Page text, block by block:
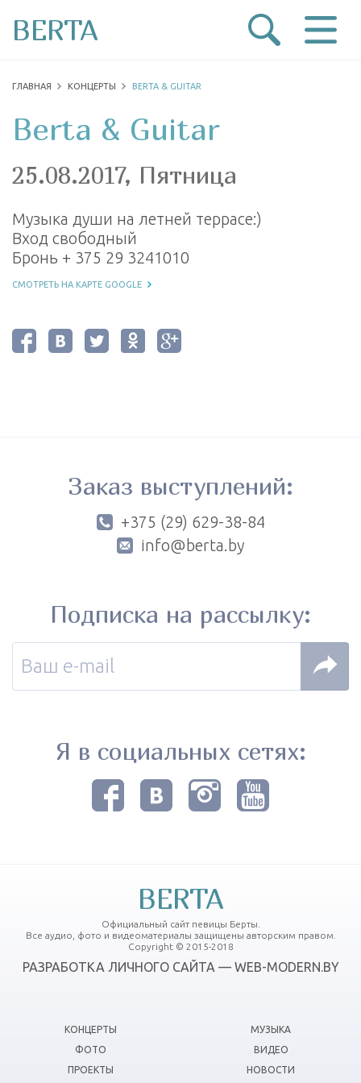
BERTA
ГЛАВНАЯ КОНЦЕРТЫ BERTA & GUITAR
Berta & Guitar
25.08.2017, Пятница
Музыка души на летней террасе:)
Вход свободный
Бронь + 375 29 3241010
СМОТРЕТЬ НА КАРТЕ GOOGLE
Заказ выступлений:
+375 (29) 629-38-84
info@berta.by
Подписка на рассылку:
Я в социальных сетях:
BERTA
Официальный сайт певицы Берты.
Все аудио, фото и видеоматериалы защищены авторским правом.
Copyright © 2015-2018
РАЗРАБОТКА ЛИЧНОГО САЙТА — WEB-MODERN.BY
КОНЦЕРТЫ
ФОТО
ПРОЕКТЫ
МУЗЫКА
ВИДЕО
НОВОСТИ